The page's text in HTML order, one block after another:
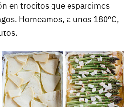
en trocitos que esparcimos
Horneamos, a unos 180ºC,